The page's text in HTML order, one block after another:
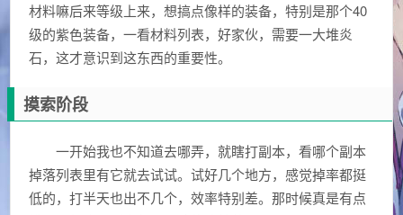
材料嘛后来等级上来，想搞点像样的装备，特别是那个40
级的紫色装备，一看材料列表，好家伙，需要一大堆炎
石，这才意识到这东西的重要性。
摸索阶段
一开始我也不知道去哪弄，就瞎打副本，看哪个副本
掉落列表里有它就去试试。试好几个地方，感觉掉率都挺
低的，打半天也出不几个，效率特别差。那时候真是有点